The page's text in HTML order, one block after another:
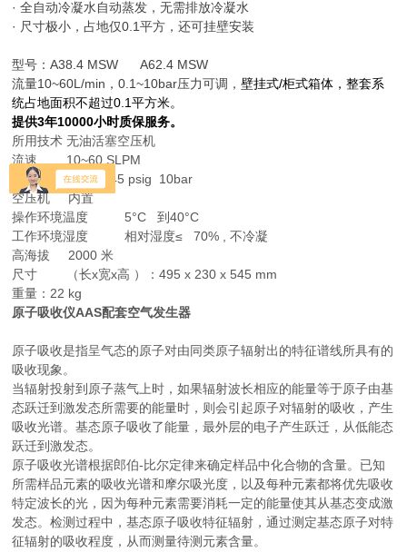
· 全自动冷凝水自动蒸发，无需排放冷凝水
· 尺寸极小，占地仅0.1平方，还可挂壁安装
型号：A38.4 MSW A62.4 MSW
流量10~60L/min，0.1~10bar压力可调，壁挂式/柜式箱体，整套系
统占地面积不超过0.1平方米。
提供3年10000小时质保服务。
所用技术 无油活塞空压机
流速 10~60 SLPM
出口压力 高达 145 psig 10bar
空压机 内置
操作环境温度 5°C 到40°C
工作环境湿度 相对湿度≤ 70% , 不冷凝
高海拔 2000 米
尺寸 （长x宽x高 ）：495 x 230 x 545 mm
重量：22 kg
原子吸收仪AAS配套空气发生器
原子吸收是指呈气态的原子对由同类原子辐射出的特征谱线所具有的
吸收现象。
当辐射投射到原子蒸气上时，如果辐射波长相应的能量等于原子由基
态跃迁到激发态所需要的能量时，则会引起原子对辐射的吸收，产生
吸收光谱。基态原子吸收了能量，最外层的电子产生跃迁，从低能态
跃迁到激发态。
原子吸收光谱根据郎伯-比尔定律来确定样品中化合物的含量。已知
所需样品元素的吸收光谱和摩尔吸光度，以及每种元素都将优先吸收
特定波长的光，因为每种元素需要消耗一定的能量使其从基态变成激
发态。检测过程中，基态原子吸收特征辐射，通过测定基态原子对特
征辐射的吸收程度，从而测量待测元素含量。